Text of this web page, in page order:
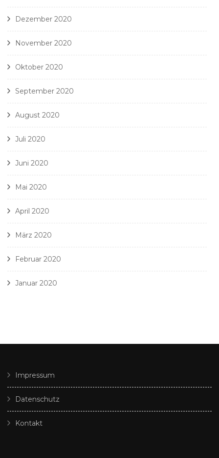
Dezember 2020
November 2020
Oktober 2020
September 2020
August 2020
Juli 2020
Juni 2020
Mai 2020
April 2020
März 2020
Februar 2020
Januar 2020
Impressum
Datenschutz
Kontakt